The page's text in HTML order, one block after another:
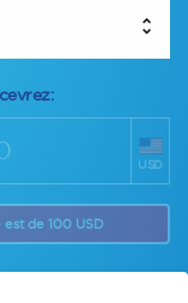
USD
de 100 USD